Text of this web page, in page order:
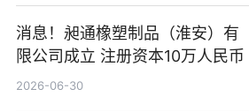
消息！昶通橡塑制品（淮安）有
限公司成立 注册资本10万人民币
2026-06-30